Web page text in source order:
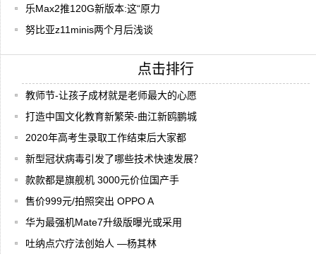
乐Max2推120G新版本:这“原力
努比亚z11minis两个月后浅谈
点击排行
教师节-让孩子成材就是老师最大的心愿
打造中国文化教育新繁荣-曲江新鸥鹏城
2020年高考生录取工作结束后大家都
新型冠状病毒引发了哪些技术快速发展？
款款都是旗舰机 3000元价位国产手
售价999元/拍照突出 OPPO A
华为最强机Mate7升级版曝光或采用
吐纳点穴疗法创始人 —杨其林